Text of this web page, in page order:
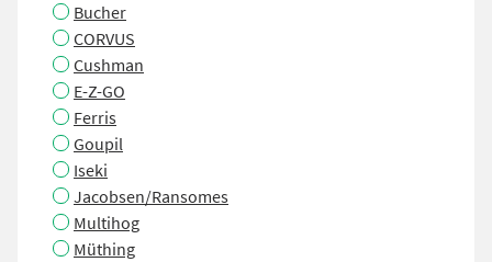
Bucher
CORVUS
Cushman
E-Z-GO
Ferris
Goupil
Iseki
Jacobsen/Ransomes
Multihog
Müthing